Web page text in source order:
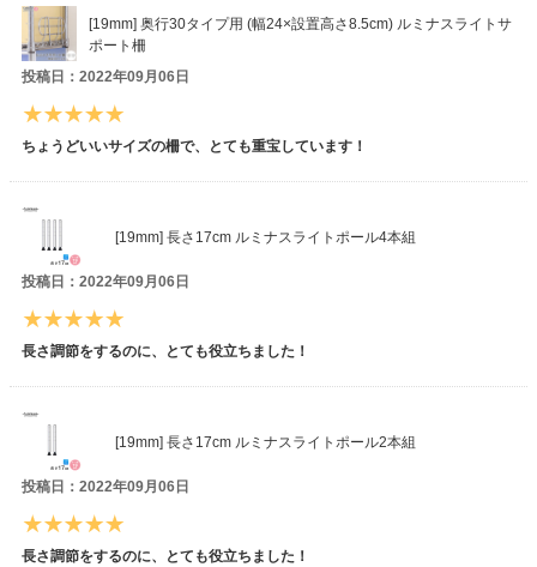
[19mm] 奥行30タイプ用 (幅24×設置高さ8.5cm) ルミナスライトサ
ポート柵
投稿日：2022年09月06日
ちょうどいいサイズの柵で、とても重宝しています！
[19mm] 長さ17cm ルミナスライトポール4本組
投稿日：2022年09月06日
長さ調節をするのに、とても役立ちました！
[19mm] 長さ17cm ルミナスライトポール2本組
投稿日：2022年09月06日
長さ調節をするのに、とても役立ちました！